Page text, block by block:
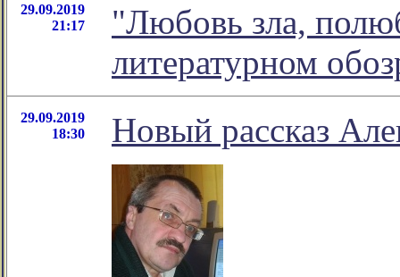
29.09.2019
21:17
"Любовь зла,
литературном
29.09.2019
18:30
Новый рассказ